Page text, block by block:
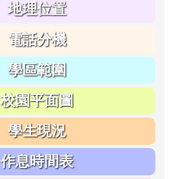
地理位置
電話分機
學區範圍
校園平面圖
學生現況
作息時間表